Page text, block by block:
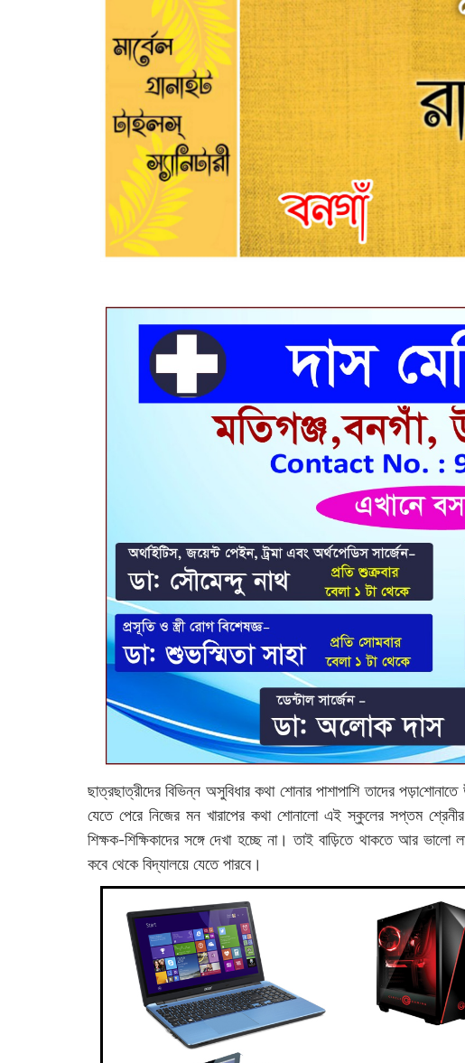
ছাত্রছাত্রীদের বিভিন্ন অসুবিধার কথা শোনার পাশাপাশি তাদের
যেতে পেরে নিজের মন খারাপের কথা শোনালো এই স্কুলের সপ্তম
শিক্ষক-শিক্ষিকাদের সঙ্গে দেখা হচ্ছে না। তাই বাড়িতে থাকতে আর
কবে থেকে বিদ্যালয়ে যেতে পারবে।